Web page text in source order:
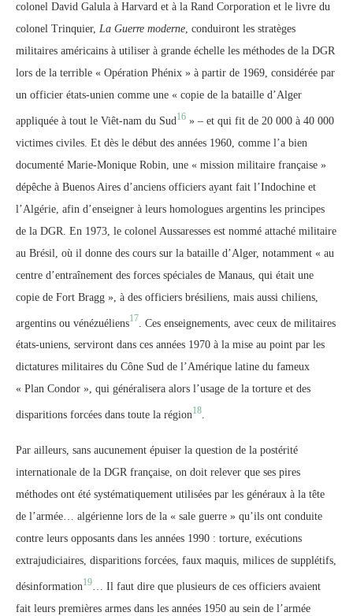
colonel David Galula à Harvard et à la Rand Corporation et le livre du
colonel Trinquier, La Guerre moderne, conduiront les stratèges
militaires américains à utiliser à grande échelle les méthodes de la DGR
lors de la terrible « Opération Phénix » à partir de 1969, considérée par
un officier états-unien comme une « copie de la bataille d’Alger
appliquée à tout le Viêt-nam du Sud 16 » – et qui fit de 20 000 à 40 000
victimes civiles. Et dès le début des années 1960, comme l’a bien
documenté Marie-Monique Robin, une « mission militaire française »
dépêche à Buenos Aires d’anciens officiers ayant fait l’Indochine et
l’Algérie, afin d’enseigner à leurs homologues argentins les principes
de la DGR. En 1973, le colonel Aussaresses est nommé attaché militaire
au Brésil, où il donne des cours sur la bataille d’Alger, notamment « au
centre d’entraînement des forces spéciales de Manaus, qui était une
copie de Fort Bragg », à des officiers brésiliens, mais aussi chiliens,
argentins ou vénézuéliens17 . Ces enseignements, avec ceux de militaires
états-uniens, serviront dans ces années 1970 à la mise au point par les
dictatures militaires du Cône Sud de l’Amérique latine du fameux
« Plan Condor », qui généralisera alors l’usage de la torture et des
disparitions forcées dans toute la région18.
Par ailleurs, sans aucunement épuiser la question de la postérité
internationale de la DGR française, on doit relever que ses pires
méthodes ont été systématiquement utilisées par les généraux à la tête
de l’armée… algérienne lors de la « sale guerre » qu’ils ont conduite
contre leurs opposants dans les années 1990 : torture, exécutions
extrajudiciaires, disparitions forcées, faux maquis, milices de supplétifs,
désinformation19 … Il faut dire que plusieurs de ces officiers avaient
fait leurs premières armes dans les années 1950 au sein de l’armée